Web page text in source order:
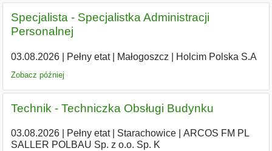
Specjalista - Specjalistka Administracji
Personalnej
03.08.2026| Pełny etat| Małogoszcz Holcim Polska S.A
Zobacz później
Technik - Techniczka Obsługi Budynku
03.08.2026| Pełny etat| Starachowice|
ARCOS FM PL
SALLER POLBAU Sp. z o.o. Sp. K